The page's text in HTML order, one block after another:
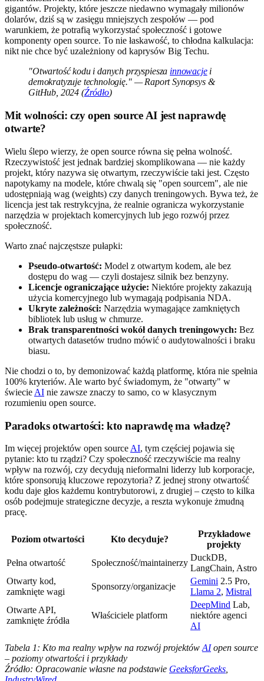
gigantów. Projekty, które jeszcze niedawno wymagały milionów
dolarów, dziś są w zasięgu mniejszych zespołów — pod
warunkiem, że potrafią wykorzystać społeczność i gotowe
komponenty open source. To nie łaskawość, to chłodna kalkulacja:
nikt nie chce być uzależniony od kaprysów Big Techu.
"Otwartość kodu i danych przyspiesza innowacjei
demokratyzuje technologię." — Raport Synopsys &
GitHub, 2024 (Źródło)
Mit wolności: czy open source AI jest naprawdę
otwarte?
Wielu ślepo wierzy, że open source równa się pełna wolność.
Rzeczywistość jest jednak bardziej skomplikowana — nie każdy
projekt, który nazywa się otwartym, rzeczywiście taki jest. Często
napotykamy na modele, które chwalą się "open sourcem", ale nie
udostępniają wag (weights) czy danych treningowych. Bywa też, że
licencja jest tak restrykcyjna, że realnie ogranicza wykorzystanie
narzędzia w projektach komercyjnych lub jego rozwój przez
społeczność.
Warto znać najczęstsze pułapki:
Pseudo-otwartość: Model z otwartym kodem, ale bez
dostępu do wag — czyli dostajesz silnik bez benzyny.
Licencje ograniczające użycie: Niektóre projekty zakazują
użycia komercyjnego lub wymagają podpisania NDA.
Ukryte zależności: Narzędzia wymagające zamkniętych
bibliotek lub usług w chmurze.
Brak transparentności wokół danych treningowych: Bez
otwartych datasetów trudno mówić o audytowalności i braku
biasu.
Nie chodzi o to, by demonizować każdą platformę, która nie spełnia
100% kryteriów. Ale warto być świadomym, że "otwarty" w
świecie AI nie zawsze znaczy to samo, co w klasycznym
rozumieniu open source.
Paradoks otwartości: kto naprawdę ma władzę?
Im więcej projektów open source AI, tym częściej pojawia się
pytanie: kto tu rządzi? Czy społeczność rzeczywiście ma realny
wpływ na rozwój, czy decydują nieformalni liderzy lub korporacje,
które sponsorują kluczowe repozytoria? Z jednej strony otwartość
kodu daje głos każdemu kontrybutorowi, z drugiej – często to kilka
osób podejmuje strategiczne decyzje, a reszta wykonuje żmudną
pracę.
Poziom otwartości Kto decyduje?
Przykładowe
projekty
Pełna otwartość
Społeczność/maintainerzy
DuckDB,
LangChain, Astro
Otwarty kod,
zamknięte wagi
Sponsorzy/organizacje
Gemini 2.5 Pro,
Llama 2, Mistral
Otwarte API,
zamknięte źródła
Właściciele platform
DeepMind Lab,
niektóre agenci
AI
Tabela 1: Kto ma realny wpływ na rozwój projektów AIopen source
– poziomy otwartości i przykłady
Źródło: Opracowanie własne na podstawie GeeksforGeeks